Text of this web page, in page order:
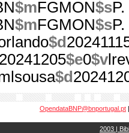
$mFGMON$s
$mFGMON$s
$d
20241205$e0$v
$d
OpendataBNP@bnportugal.pt
2003 |